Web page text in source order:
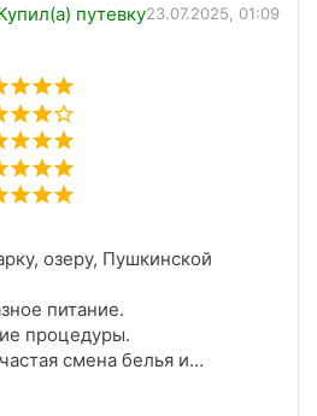
путевку23.07.2025, 01:09
озеру, Пушкинской
питание.
процедуры.
смена белья и
родителей и детей.